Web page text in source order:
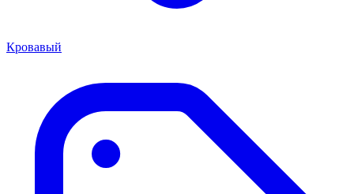
Кровавый